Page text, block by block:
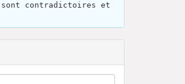
contradictoires et